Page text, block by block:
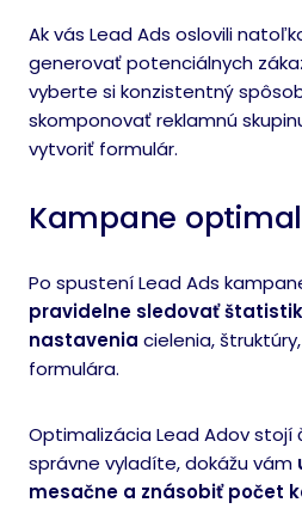
Ak vás Lead Ads oslovili
generovať potenciálnych
vyberte si konzistentný
skomponovať reklamnú
vytvoriť formulár.
Kampane
Po spustení Lead Ads
pravidelne sledovať
nastavenia cielenia,
formulára.
Optimalizácia Lead Adov stojí
správne vyladíte, dokážu vám
mesačne a znásobiť počet